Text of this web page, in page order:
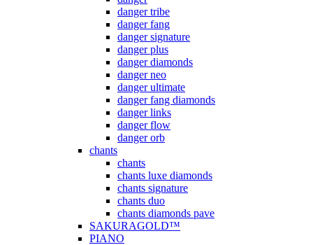
danger tribe
danger fang
danger signature
danger plus
danger diamonds
danger neo
danger ultimate
danger fang diamonds
danger links
danger flow
danger orb
chants
chants
chants luxe diamonds
chants signature
chants duo
chants diamonds pave
SAKURAGOLD™
PIANO